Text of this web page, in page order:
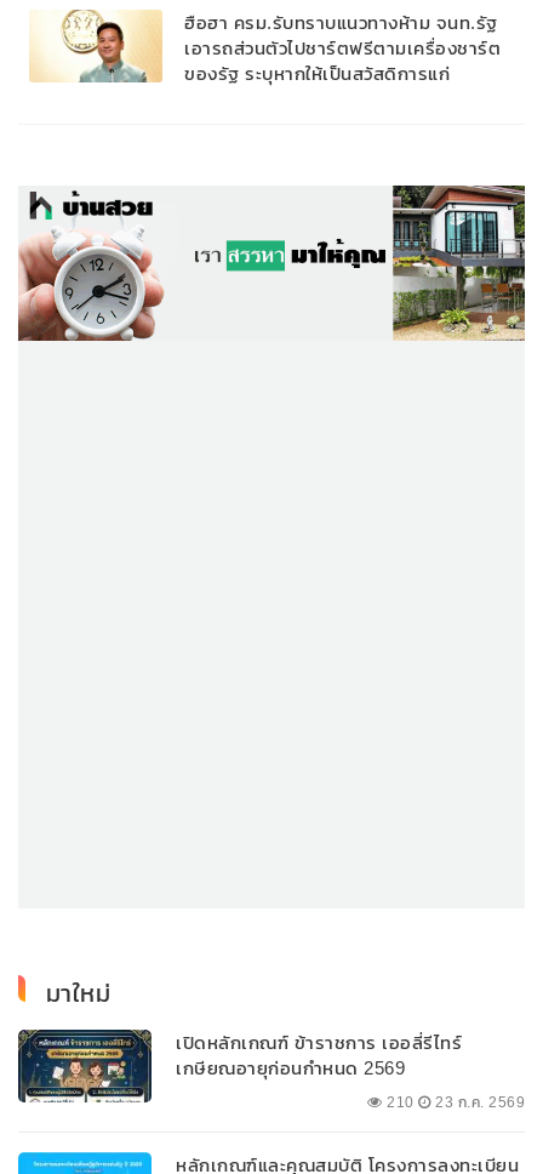
ฮือฮา ครม.รับทราบแนวทางห้าม จนท.รัฐ
เอารถส่วนตัวไปชาร์ตฟรีตามเครื่องชาร์ต
ของรัฐ ระบุหากให้เป็นสวัสดิการแก่
มาใหม่
เปิดหลักเกณฑ์ ข้าราชการ เออลี่รีไทร์
เกษียณอายุก่อนกำหนด 2569
210 23 ก.ค. 2569
หลักเกณฑ์และคุณสมบัติ โครงการลงทะเบียน